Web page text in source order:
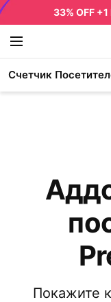
33% OFF +1
Счетчик
Покажите